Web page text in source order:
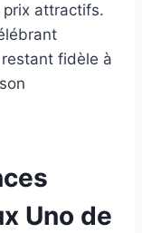
attractifs.
fidèle à
Uno de